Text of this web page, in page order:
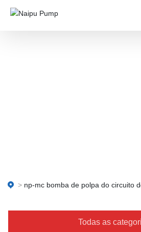
np-mc bomba de polpa do circuito
Todas as